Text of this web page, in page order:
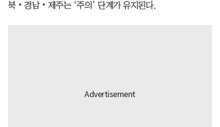
북‧경남‧제주는 ‘주의’ 단계가 유지된다.